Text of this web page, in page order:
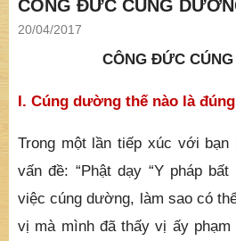
I. Cúng dường thế nào là đúng
vấn đề: “Phật dạy “Y pháp bất
vị mà mình đã thấy vị ấy phạm
nhất là vướng vào ái dục?”.
Một vấn đề không thể không mổ